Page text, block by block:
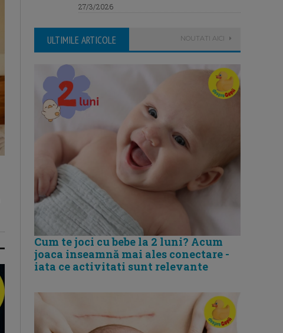
27/3/2026
ULTIMILE ARTICOLE NOUTATI AICI
Cum te joci cu bebe la 2 luni? Acum
joaca inseamnă mai ales conectare -
iata ce activitati sunt relevante